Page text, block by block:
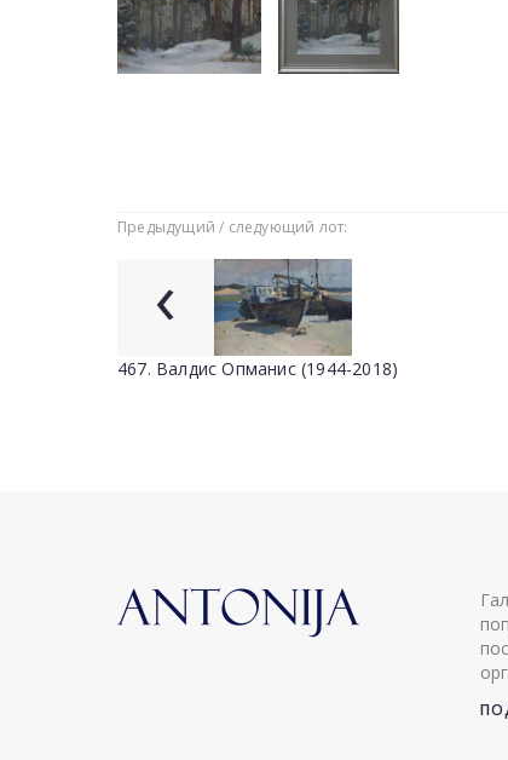
Предыдущий / следующий лот:
‹
467. Валдис Опманис (1944-2018)